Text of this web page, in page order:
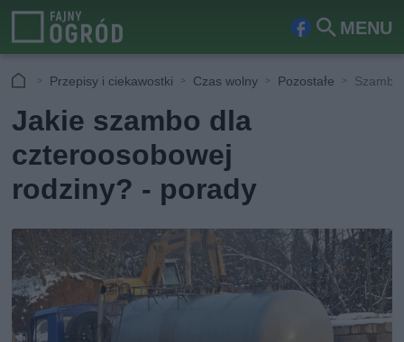
MENU
Fa
ook
Szu
kaj
Przepisy i ciekawostki Czas wolny Pozostałe
Jakie szambo dla
czteroosobowej
rodziny? - porady